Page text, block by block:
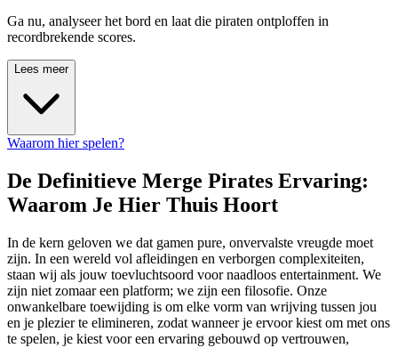
Ga nu, analyseer het bord en laat die piraten ontploffen in
recordbrekende scores.
Lees meer
Waarom hier spelen?
De Definitieve Merge Pirates Ervaring:
Waarom Je Hier Thuis Hoort
In de kern geloven we dat gamen pure, onvervalste vreugde moet
zijn. In een wereld vol afleidingen en verborgen complexiteiten,
staan wij als jouw toevluchtsoord voor naadloos entertainment. We
zijn niet zomaar een platform; we zijn een filosofie. Onze
onwankelbare toewijding is om elke vorm van wrijving tussen jou
en je plezier te elimineren, zodat wanneer je ervoor kiest om met ons
te spelen, je kiest voor een ervaring gebouwd op vertrouwen,